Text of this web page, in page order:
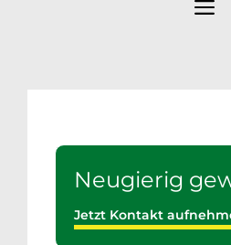
Neugierig
Jetzt Kontakt